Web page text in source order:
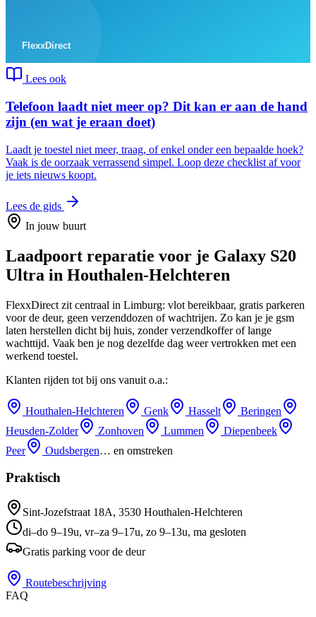
Lees ook
Telefoon laadt niet meer op? Dit kan er aan de hand
zijn (en wat je eraan doet)
Laadt je toestel niet meer, traag, of enkel onder een bepaalde hoek?
Vaak is de oorzaak verrassend simpel. Loop deze checklist af voor
je iets nieuws koopt.
Lees de gids
In jouw buurt
Laadpoort reparatie voor je Galaxy S20
Ultra in Houthalen-Helchteren
FlexxDirect zit centraal in Limburg: vlot bereikbaar, gratis parkeren
voor de deur, geen verzenddozen of wachtrijen. Zo kan je je gsm
laten herstellen dicht bij huis, zonder verzendkoffer of lange
wachttijd. Vaak ben je nog dezelfde dag weer vertrokken met een
werkend toestel.
Klanten rijden tot bij ons vanuit o.a.:
Houthalen-Helchteren Genk Hasselt
Beringen
Heusden-Zolder
Zonhoven Lummen
Diepenbeek
Peer
Oudsbergen… en omstreken
Praktisch
Sint-Jozefstraat 18A, 3530 Houthalen-Helchteren
di–do 9–19u, vr–za 9–17u, zo 9–13u, ma gesloten
Gratis parking voor de deur
Routebeschrijving
FAQ